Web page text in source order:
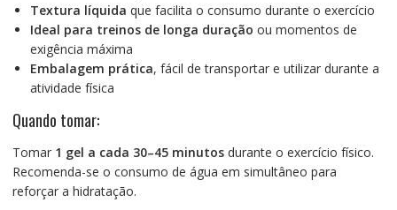
Textura líquida que facilita o consumo durante o exercício
Ideal para treinos de longa duração ou momentos de
exigência máxima
Embalagem prática, fácil de transportar e utilizar durante a
atividade física
Quando tomar:
Tomar 1 gel a cada 30–45 minutosdurante o exercício físico.
Recomenda-se o consumo de água em simultâneo para
reforçar a hidratação.